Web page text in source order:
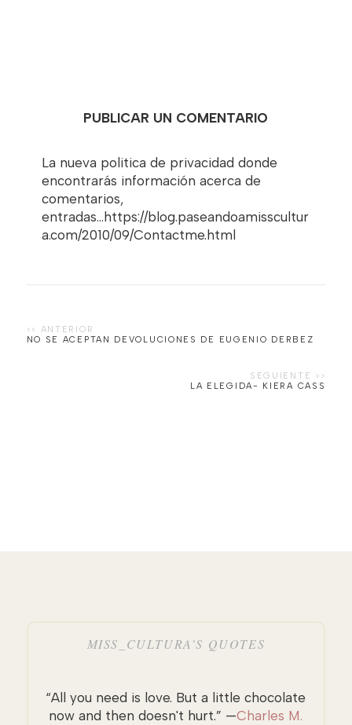
PUBLICAR UN COMENTARIO
La nueva politica de privacidad donde
encontrarás información acerca de
comentarios,
entradas...https://blog.paseandoamisscultur
a.com/2010/09/Contactme.html
NO SE ACEPTAN DEVOLUCIONES DE EUGENIO DERBEZ
LA ELEGIDA- KIERA CASS
MISS_CULTURA’S QUOTES
“All you need is love. But a little chocolate
now and then doesn't hurt.” —Charles M.